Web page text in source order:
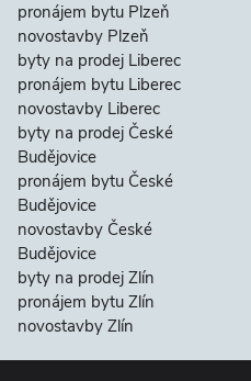
pronájem bytu Plzeň
novostavby Plzeň
byty na prodej Liberec
pronájem bytu Liberec
novostavby Liberec
byty na prodej České
Budějovice
pronájem bytu České
Budějovice
novostavby České
Budějovice
byty na prodej Zlín
pronájem bytu Zlín
novostavby Zlín